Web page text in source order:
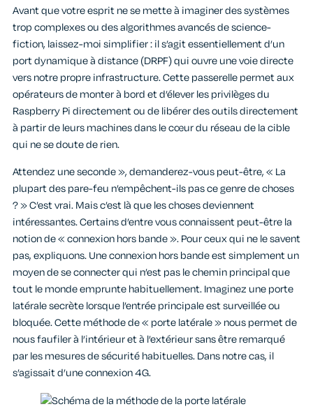
Avant que votre esprit ne se mette à imaginer des systèmes
trop complexes ou des algorithmes avancés de science-
fiction, laissez-moi simplifier : il s’agit essentiellement d’un
port dynamique à distance (DRPF) qui ouvre une voie directe
vers notre propre infrastructure. Cette passerelle permet aux
opérateurs de monter à bord et d’élever les privilèges du
Raspberry Pi directement ou de libérer des outils directement
à partir de leurs machines dans le cœur du réseau de la cible
qui ne se doute de rien.
Attendez une seconde », demanderez-vous peut-être, « La
plupart des pare-feu n’empêchent-ils pas ce genre de choses
? » C’est vrai. Mais c’est là que les choses deviennent
intéressantes. Certains d’entre vous connaissent peut-être la
notion de « connexion hors bande ». Pour ceux qui ne le savent
pas, expliquons. Une connexion hors bande est simplement un
moyen de se connecter qui n’est pas le chemin principal que
tout le monde emprunte habituellement. Imaginez une porte
latérale secrète lorsque l’entrée principale est surveillée ou
bloquée. Cette méthode de « porte latérale » nous permet de
nous faufiler à l’intérieur et à l’extérieur sans être remarqué
par les mesures de sécurité habituelles. Dans notre cas, il
s’agissait d’une connexion 4G.